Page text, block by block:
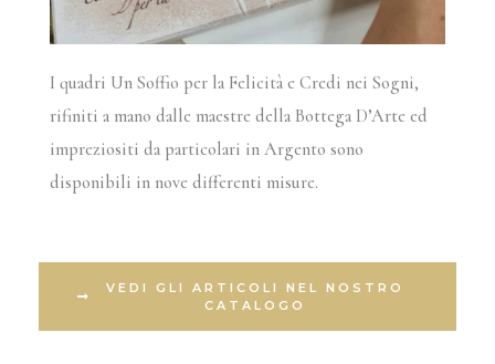
I quadri Un Soffio per la Felicità e Credi nei Sogni,
rifiniti a mano dalle maestre della Bottega D’Arte ed
impreziositi da particolari in Argento sono
disponibili in nove differenti misure.
VEDI GLI ARTICOLI NEL NOSTRO
CATALOGO